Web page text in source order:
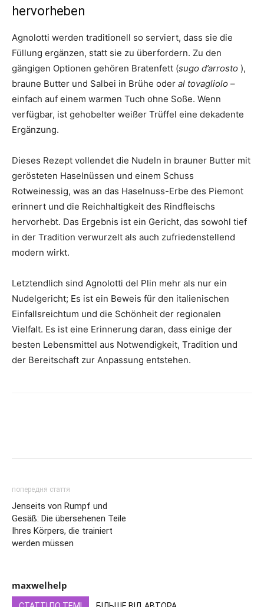
hervorheben
Agnolotti werden traditionell so serviert, dass sie die
Füllung ergänzen, statt sie zu überfordern. Zu den
gängigen Optionen gehören Bratenfett (sugo d’arrosto ),
braune Butter und Salbei in Brühe oder al tovagliolo –
einfach auf einem warmen Tuch ohne Soße. Wenn
verfügbar, ist gehobelter weißer Trüffel eine dekadente
Ergänzung.
Dieses Rezept vollendet die Nudeln in brauner Butter mit
gerösteten Haselnüssen und einem Schuss
Rotweinessig, was an das Haselnuss-Erbe des Piemont
erinnert und die Reichhaltigkeit des Rindfleischs
hervorhebt. Das Ergebnis ist ein Gericht, das sowohl tief
in der Tradition verwurzelt als auch zufriedenstellend
modern wirkt.
Letztendlich sind Agnolotti del Plin mehr als nur ein
Nudelgericht; Es ist ein Beweis für den italienischen
Einfallsreichtum und die Schönheit der regionalen
Vielfalt. Es ist eine Erinnerung daran, dass einige der
besten Lebensmittel aus Notwendigkeit, Tradition und
der Bereitschaft zur Anpassung entstehen.
попередня стаття
Jenseits von Rumpf und
Gesäß: Die übersehenen Teile
Ihres Körpers, die trainiert
werden müssen
maxwelhelp